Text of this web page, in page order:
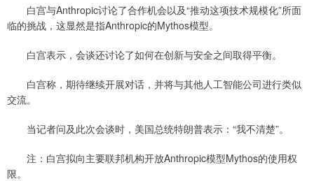
白宫与Anthropic讨论了合作机会以及“推动这项技术规模化”所面
临的挑战，这显然是指Anthropic的Mythos模型。
白宫表示，会谈还讨论了如何在创新与安全之间取得平衡。
白宫称，期待继续开展对话，并将与其他人工智能公司进行类似
交流。
当记者问及此次会谈时，美国总统特朗普表示：“我不清楚”。
注：白宫拟向主要联邦机构开放Anthropic模型Mythos的使用权
限。